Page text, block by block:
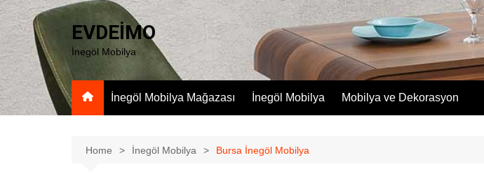
Skip
to
content
EVDEİMO
İnegöl Mobilya
İnegöl Mobilya Mağazası İnegöl Mobilya Mobilya ve Dekorasyon
Home İnegöl Mobilya Bursa İnegöl Mobilya